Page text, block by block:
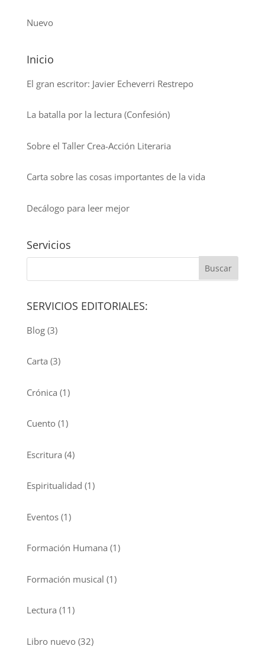
Nuevo
Inicio
El gran escritor: Javier Echeverri Restrepo
La batalla por la lectura (Confesión)
Sobre el Taller Crea-Acción Literaria
Carta sobre las cosas importantes de la vida
Decálogo para leer mejor
Servicios
SERVICIOS EDITORIALES:
Blog(3)
Carta (3)
Crónica (1)
Cuento(1)
Escritura (4)
Espiritualidad (1)
Eventos(1)
Formación Humana (1)
Formación musical (1)
Lectura (11)
Libro nuevo(32)